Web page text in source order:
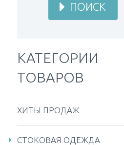
ПОИСК
КАТЕГОРИИ
ТОВАРОВ
ХИТЫ ПРОДАЖ
СТОКОВАЯ ОДЕЖДА